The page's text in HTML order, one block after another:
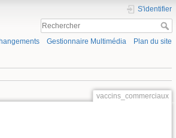
S'identifier
Gestionnaire Multimédia Plan du site
vaccins_commerciaux